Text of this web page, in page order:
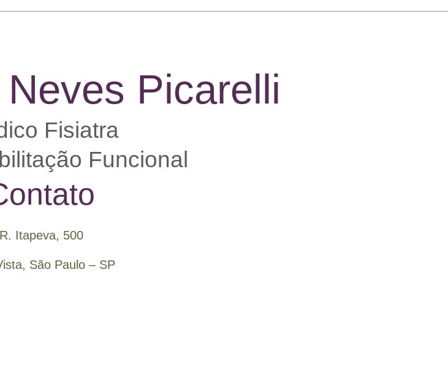
Picarelli
Fisiatra
Funcional
R. Itapeva, 500
São Paulo – SP